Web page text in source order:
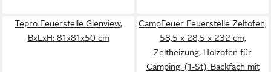
Tepro Feuerstelle Glenview,
BxLxH: 81x81x50 cm
CampFeuer Feuerstelle Zeltofen,
58,5 x 28,5 x 232 cm,
Zeltheizung, Holzofen für
Camping, (1-St), Backfach mit